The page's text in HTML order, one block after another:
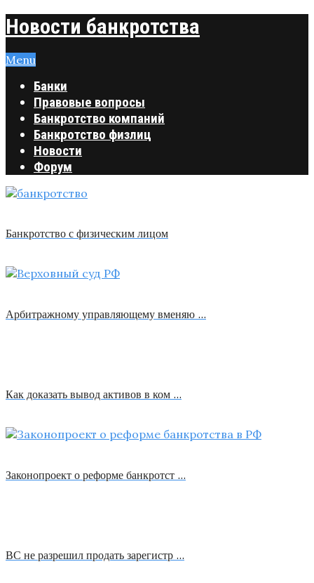
Новости банкротства
Menu
Банки
Правовые вопросы
Банкротство компаний
Банкротство физлиц
Новости
Форум
Банкротство с физическим лицом
Арбитражному управляющему вменяю …
Как доказать вывод активов в ком …
Законопроект о реформе банкротст …
ВС не разрешил продать зарегистр …